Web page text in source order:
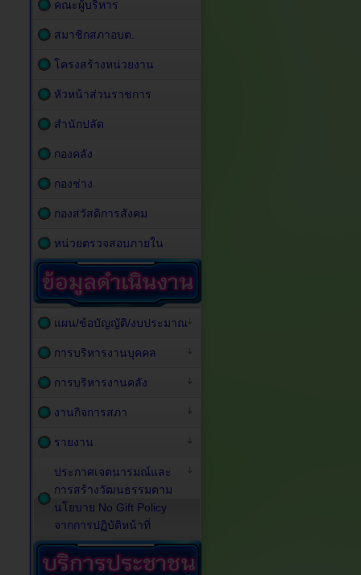
คณะผู้บริหาร
สมาชิกสภาอบต.
โครงสร้างหน่วยงาน
หัวหน้าส่วนราชการ
สำนักปลัด
กองคลัง
กองช่าง
กองสวัสดิการสังคม
หน่วยตรวจสอบภายใน
แผน/ข้อบัญญัติ/งบประมาณ
การบริหารงานบุคคล
การบริหารงานคลัง
งานกิจการสภา
รายงาน
ประกาศเจตนารมณ์และ
การสร้างวัฒนธรรมตาม
นโยบาย No Gift Policy
จากการปฏิบัติหน้าที่